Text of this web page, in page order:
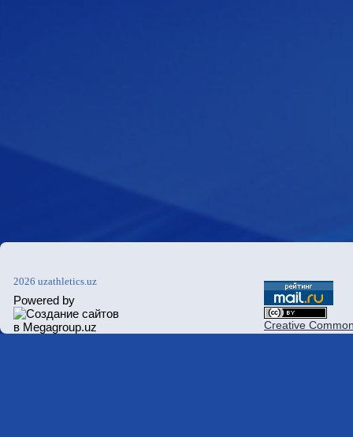
2026 uzathletics.uz
Powered by
Creative